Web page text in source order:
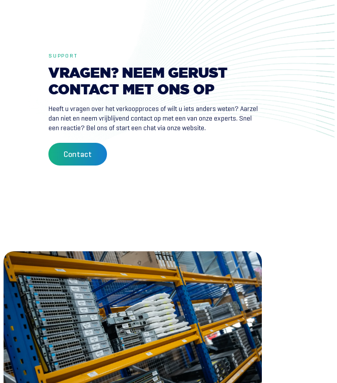
SUPPORT
VRAGEN? NEEM GERUST
CONTACT MET ONS OP
Heeft u vragen over het verkoopproces of wilt u iets anders weten? Aarzel
dan niet en neem vrijblijvend contact op met een van onze experts. Snel
een reactie? Bel ons of start een chat via onze website.
Contact